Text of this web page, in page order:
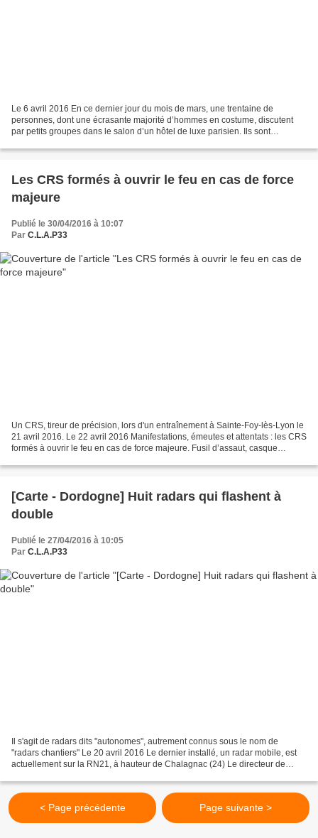
Le 6 avril 2016 En ce dernier jour du mois de mars, une trentaine de
personnes, dont une écrasante majorité d’hommes en costume, discutent
par petits groupes dans le salon d’un hôtel de luxe parisien. Ils sont
Les CRS formés à ouvrir le feu en cas de force
majeure
Publié le 30/04/2016 à 10:07
Par C.L.A.P33
Un CRS, tireur de précision, lors d'un entraînement à Sainte-Foy-lès-Lyon le
21 avril 2016. Le 22 avril 2016 Manifestations, émeutes et attentats : les CRS
formés à ouvrir le feu en cas de force majeure. Fusil d’assaut, casque
[Carte - Dordogne] Huit radars qui flashent à
double
Publié le 27/04/2016 à 10:05
Par C.L.A.P33
Il s'agit de radars dits "autonomes", autrement connus sous le nom de
"radars chantiers" Le 20 avril 2016 Le dernier installé, un radar mobile, est
actuellement sur la RN21, à hauteur de Chalagnac (24) Le directeur de
< Page précédente Page suivante >